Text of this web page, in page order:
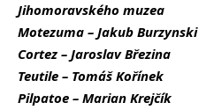
Jihomoravského muzea
Motezuma – Jakub Burzynski
Cortez – Jaroslav Březina
Teutile – Tomáš Kořínek
Pilpatoe – Marian Krejčík